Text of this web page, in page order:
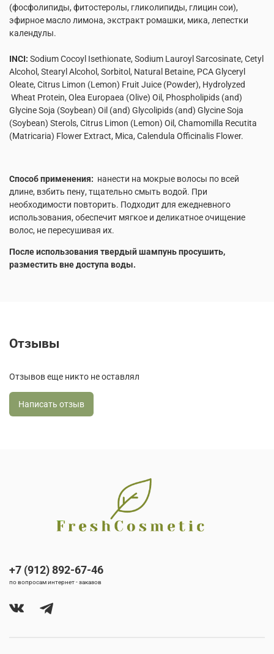
(фосфолипиды, фитостеролы, гликолипиды, глицин сои),
эфирное масло лимона, экстракт ромашки, мика, лепестки
календулы.
INCI: Sodium Cocoyl Isethionate, Sodium Lauroyl Sarcosinate, Cetyl
Alcohol, Stearyl Alcohol, Sorbitol, Natural Betaine, PCA Glyceryl
Oleate, Citrus Limon (Lemon) Fruit Juice (Powder), Hydrolyzed
Wheat Protein, Olea Europaea (Olive) Oil, Phospholipids (and)
Glycine Soja (Soybean) Oil (and) Glycolipids (and) Glycine Soja
(Soybean) Sterols, Citrus Limon (Lemon) Oil, Chamomilla Recutita
(Matricaria) Flower Extract, Mica, Calendula Officinalis Flower.
Способ применения: нанести на мокрые волосы по всей
длине, взбить пену, тщательно смыть водой. При
необходимости повторить. Подходит для ежедневного
использования, обеспечит мягкое и деликатное очищение
волос, не пересушивая их.
После использования твердый шампунь просушить,
разместить вне доступа воды.
Отзывы
Отзывов еще никто не оставлял
Написать отзыв
+7 (912) 892-67-46
по вопросам интернет - заказов